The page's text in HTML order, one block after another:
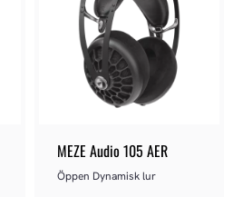
MEZE Audio 105 AER
Öppen Dynamisk lur